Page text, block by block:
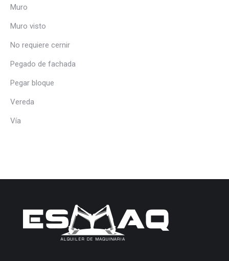
Muro
Muro visto
No requiere cernir
Pegado de fachada
Pegar bloque
Vereda
Vía